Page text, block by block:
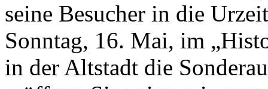
seine Besucher in die
Sonntag, 16. Mai, im
in der Altstadt die